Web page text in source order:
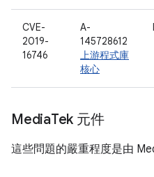
CVE-
2019-
16746
A-
145728612
上游程式庫
核心
MediaTek 元件
這些問題的嚴重程度是由